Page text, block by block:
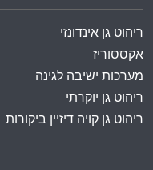
ריהוט גן אינדונזי
אקססוריז
מערכות ישיבה לגינה
ריהוט גן יוקרתי
ריהוט גן קויה דיזיין ביקורות